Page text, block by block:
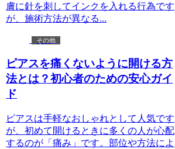
膚に針を刺してインクを入れる行為です
が、施術方法が異なる...
その他
ピアスを痛くないように開ける方
法とは？初心者のための安心ガイ
ド
ピアスは手軽なおしゃれとして人気です
が、初めて開けるときに多くの人が心配
するのが「痛み」です。部位や方法によ